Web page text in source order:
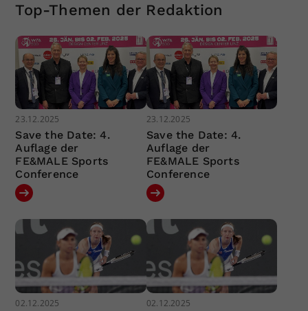
Top-Themen der Redaktion
23.12.2025
Save the Date: 4.
Auflage der
FE&MALE Sports
Conference
23.12.2025
Save the Date: 4.
Auflage der
FE&MALE Sports
Conference
02.12.2025 02.12.2025